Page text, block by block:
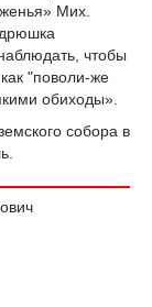
Мих.
чтобы
"поволи-же
обиходы».
собора в